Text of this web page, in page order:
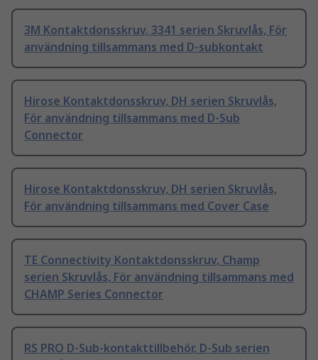
3M Kontaktdonsskruv, 3341 serien Skruvlås, För
användning tillsammans med D-subkontakt
Hirose Kontaktdonsskruv, DH serien Skruvlås,
För användning tillsammans med D-Sub
Connector
Hirose Kontaktdonsskruv, DH serien Skruvlås,
För användning tillsammans med Cover Case
TE Connectivity Kontaktdonsskruv, Champ
serien Skruvlås, För användning tillsammans med
CHAMP Series Connector
RS PRO D-Sub-kontakttillbehör, D-Sub serien